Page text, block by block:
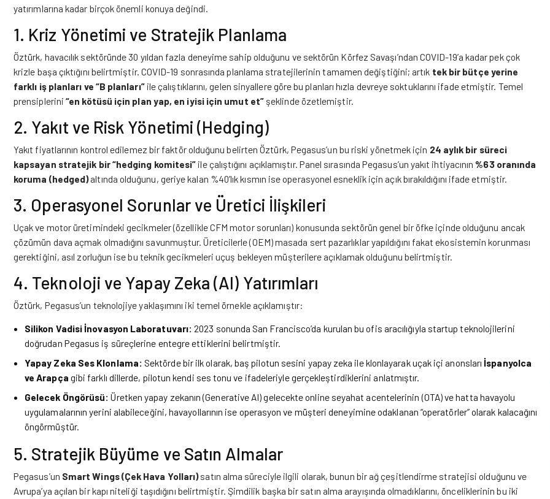
yatırımlarına kadar birçok önemli konuya değindi.
1. Kriz Yönetimi ve Stratejik Planlama
Öztürk, havacılık sektöründe 30 yıldan fazla deneyime sahip olduğunu ve sektörün Körfez Savaşı’ndan COVID-19’a kadar pek çok
krizle başa çıktığını belirtmiştir. COVID-19 sonrasında planlama stratejilerinin tamamen değiştiğini; artık tek bir bütçe yerine
farklı iş planları ve “B planları”ile çalıştıklarını, gelen sinyallere göre bu planları hızla devreye soktuklarını ifade etmiştir. Temel
prensiplerini“en kötüsü için plan yap, en iyisi için umut et”şeklinde özetlemiştir.
2. Yakıt ve Risk Yönetimi (Hedging)
Yakıt fiyatlarının kontrol edilemez bir faktör olduğunu belirten Öztürk, Pegasus’un bu riski yönetmek için 24 aylık bir süreci
kapsayan stratejik bir “hedging komitesi” ile çalıştığını açıklamıştır. Panel sırasında Pegasus’un yakıt ihtiyacının%63 oranında
koruma (hedged)altında olduğunu, geriye kalan %40’lık kısmın ise operasyonel esneklik için açık bırakıldığını ifade etmiştir.
3. Operasyonel Sorunlar ve Üretici İlişkileri
Uçak ve motor üretimindeki gecikmeler (özellikle CFM motor sorunları) konusunda sektörün genel bir öfke içinde olduğunu ancak
çözümün dava açmak olmadığını savunmuştur. Üreticilerle (OEM) masada sert pazarlıklar yapıldığını fakat ekosistemin korunması
gerektiğini, asıl zorluğun ise bu teknik gecikmeleri uçuş bekleyen müşterilere açıklamak olduğunu belirtmiştir.
4. Teknoloji ve Yapay Zeka (AI) Yatırımları
Öztürk, Pegasus’un teknolojiye yaklaşımını iki temel örnekle açıklamıştır:
Silikon Vadisi İnovasyon Laboratuvarı: 2023 sonunda San Francisco’da kurulan bu ofis aracılığıyla startup teknolojilerini
doğrudan Pegasus iş süreçlerine entegre ettiklerini belirtmiştir.
Yapay Zeka Ses Klonlama: Sektörde bir ilk olarak, baş pilotun sesini yapay zeka ile klonlayarak uçak içi anonsları İspanyolca
ve Arapça gibi farklı dillerde, pilotun kendi ses tonu ve ifadeleriyle gerçekleştirdiklerini anlatmıştır.
Gelecek Öngörüsü: Üretken yapay zekanın (Generative AI) gelecekte online seyahat acentelerinin (OTA) ve hatta havayolu
uygulamalarının yerini alabileceğini, havayollarının ise operasyon ve müşteri deneyimine odaklanan “operatörler” olarak kalacağını
öngörmüştür.
5. Stratejik Büyüme ve Satın Almalar
Pegasus’un Smart Wings (Çek Hava Yolları)satın alma süreciyle ilgili olarak, bunun bir ağ çeşitlendirme stratejisi olduğunu ve
Avrupa’ya açılan bir kapı niteliği taşıdığını belirtmiştir. Şimdilik başka bir satın alma arayışında olmadıklarını, önceliklerinin bu iki